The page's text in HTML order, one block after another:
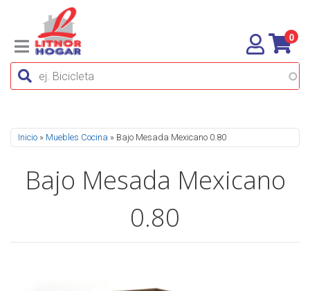
0
Se encuentra usted aquí
Inicio » Muebles Cocina » Bajo Mesada Mexicano 0.80
Bajo Mesada Mexicano
0.80